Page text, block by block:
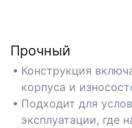
Прочный
Конструкция
корпуса и
позволяющие
суровых условиях,
Подходит для
эксплуатации, где